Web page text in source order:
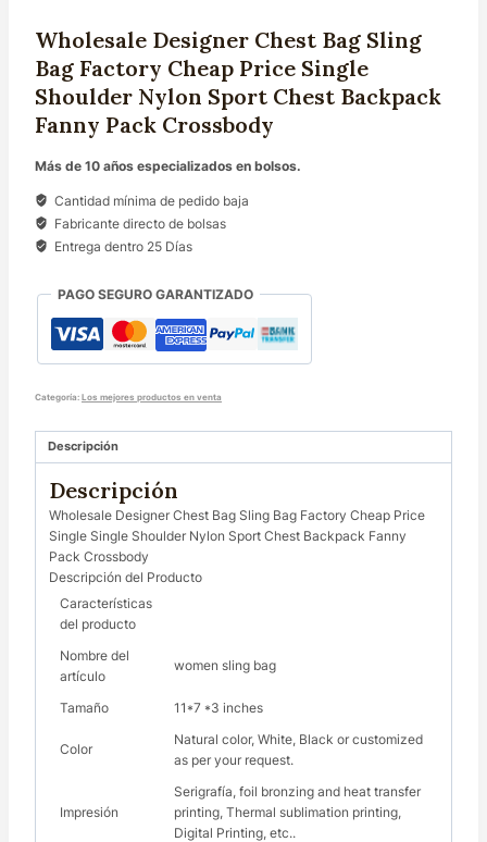
Wholesale Designer Chest Bag Sling
Bag Factory Cheap Price Single
Shoulder Nylon Sport Chest Backpack
Fanny Pack Crossbody
Más de 10 años especializados en bolsos.
Cantidad mínima de pedido baja
Fabricante directo de bolsas
Entrega dentro 25 Días
PAGO SEGURO GARANTIZADO
Categoría: Los mejores productos en venta
Descripción
Descripción
Wholesale Designer Chest Bag Sling Bag Factory Cheap Price
Single Single Shoulder Nylon Sport Chest Backpack Fanny
Pack Crossbody
Descripción del Producto
Características
del producto
Nombre del
artículo
women sling bag
Tamaño 11*7 *3 inches
Color
Natural color, White, Black or customized
as per your request.
Impresión
Serigrafía, foil bronzing and heat transfer
printing, Thermal sublimation printing,
Digital Printing, etc..